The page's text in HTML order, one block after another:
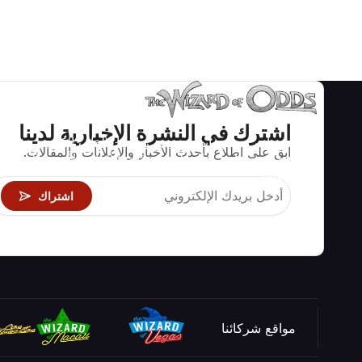
اشترك في النشرة الإخبارية لدينا
ابق على اطلاع بأحدث الأخبار والإعلانات والمقالات.
اشتراك
استراتيجيات ومعلومات صحيحة رياضيا لألعاب الكازينو مثل
البلاك جاك وكرابس والروليت ومئات الألعاب الأخرى التي
يمكن لعبها.
مواقع شركائنا